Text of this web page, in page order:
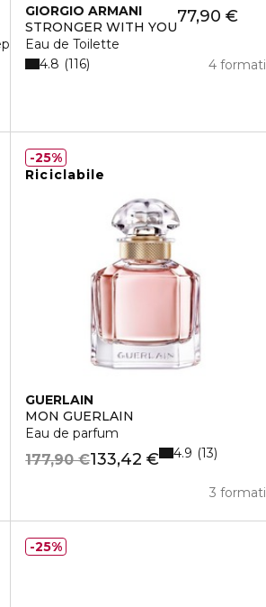
Effetti
GIORGIO ARMANI
STRONGER WITH YOU
Eau de Toilette
77,90 €
4 formati
4.8 116
Riciclabile
GUERLAIN
MON GUERLAIN
Eau de parfum
133,42 €
177,90 €
3 formati
4.9 13
25%
25%